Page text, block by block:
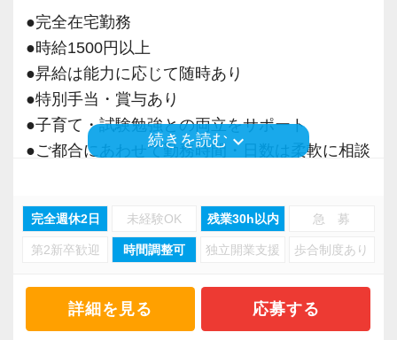
・組織力強化に向けた採用
・将来の中核人材を募集
＜先輩スタッフの声＞
Q. 当事務所を選んだ理由は？
A. 幅広い業務を経験できる点に魅力を感じ、入
Q. 実際に働いてみてどうですか？
A. さまざまな業務を任せてもらえるので、以前
より成長スピードが上がったと感じています。
Q. 職場の雰囲気は？
●完全在宅勤務
●時給1500円以上
●昇給は能力に応じて随時あり
●特別手当・賞与あり
●子育て・試験勉強との両立をサポート
●ご都合にあわせて勤務時間・日数は柔軟に相談
当事務所は、創業期や成長期の企業を中心に支
現代では電子化が進んでいることから人も会社
も生産性が求められており、当事務所でもDXを
続きを読む keyboard_arrow_down
完全週休2日 未経験OK 残業30h以内 急 募
第2新卒歓迎 時間調整可 独立開業支援 歩合制度あり
詳細を見る 応募する